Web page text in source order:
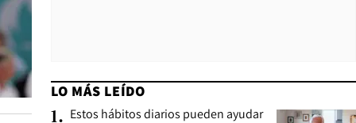
LO MÁS LEÍDO
1. Estos hábitos diarios pueden ayudar